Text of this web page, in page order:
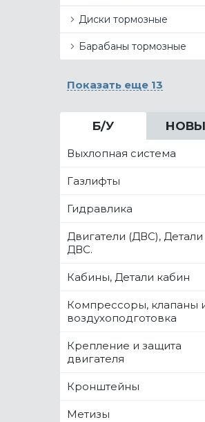
Диски тормозные
Барабаны тормозные
Показать еще 13
Б/У
Выхлопная система
Газлифты
Гидравлика
Двигатели (ДВС), Детали
ДВС.
Кабины, Детали кабин
Компрессоры, клапаны
воздухоподготовка
Крепление и защита
двигателя
Кронштейны
Метизы